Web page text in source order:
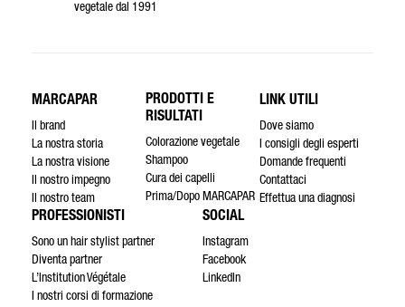
vegetale dal 1991
MARCAPAR
Il brand
La nostra storia
La nostra visione
Il nostro impegno
Il nostro team
PRODOTTI E
RISULTATI
Colorazione vegetale
Shampoo
Cura dei capelli
Prima/Dopo MARCAPAR
LINK UTILI
Dove siamo
I consigli degli esperti
Domande frequenti
Contattaci
Effettua una diagnosi
PROFESSIONISTI
Sono un hair stylist partner
Diventa partner
L’Institution Végétale
I nostri corsi di formazione
SOCIAL
Instagram
Facebook
LinkedIn